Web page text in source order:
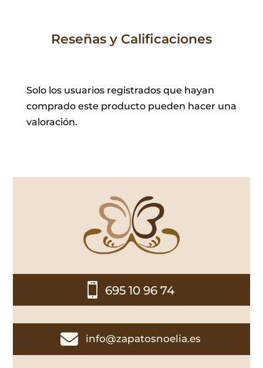
Reseñas y Calificaciones
Solo los usuarios registrados que hayan
comprado este producto pueden hacer una
valoración.
 695 10 96 74
 info@zapatosnoelia.es